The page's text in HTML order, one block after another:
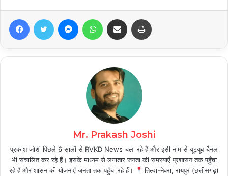
FacebookTwitter MessengerWhatsAppShare via Email
Mr. Prakash Joshi
प्रकाश जोशी पिछले 6 सालों से RVKD News चला रहे हैं और इसी नाम से यूट्यूब चैनल
भी संचालित कर रहे हैं। इसके माध्यम से लगातार जनता की समस्याएँ प्रशासन तक पहुँचा
रहे हैं और शासन की योजनाएँ जनता तक पहुँचा रहे हैं।
तिल्दा-नेवरा, रायपुर (छत्तीसगढ़)